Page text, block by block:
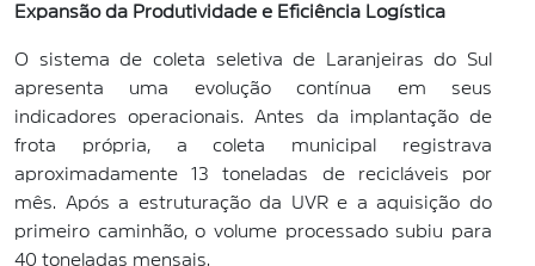
Expansão da Produtividade e Eficiência Logística
O sistema de coleta seletiva de Laranjeiras do Sul
apresenta uma evolução contínua em seus
indicadores operacionais. Antes da implantação de
frota própria, a coleta municipal registrava
aproximadamente 13 toneladas de recicláveis por
mês. Após a estruturação da UVR e a aquisição do
primeiro caminhão, o volume processado subiu para
40 toneladas mensais.